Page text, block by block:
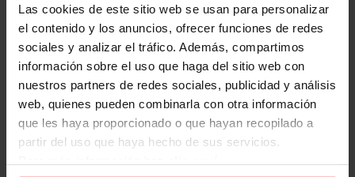
Las cookies de este sitio web se usan para personalizar
el contenido y los anuncios, ofrecer funciones de redes
sociales y analizar el tráfico. Además, compartimos
información sobre el uso que haga del sitio web con
nuestros partners de redes sociales, publicidad y análisis
web, quienes pueden combinarla con otra información
que les haya proporcionado o que hayan recopilado a
partir del uso que haya hecho de sus servicios.
Y para todos los super fans de Eurovisión, amantes
de las mejores canciones🎶 de la historia del festival,
frikis de los karaokes🤩 y de los escenarios , hemos
preparado un día lleno de actividades para que
disfrutes y no quieras irte de ❌ en toooodo el día.
Prepárate, ve ensayando 🎤 y vente a X-Madrid a
pasártelo en grande micro en mano!!
Fechas: Sábado 13 de mayo 2023